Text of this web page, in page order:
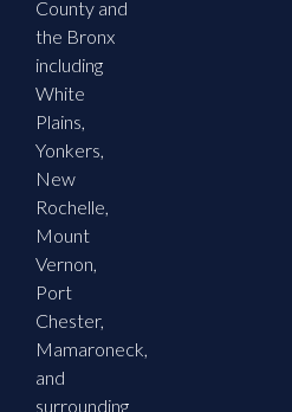
County and
the Bronx
including
White
Plains,
Yonkers,
New
Rochelle,
Mount
Vernon,
Port
Chester,
Mamaroneck,
and
surrounding